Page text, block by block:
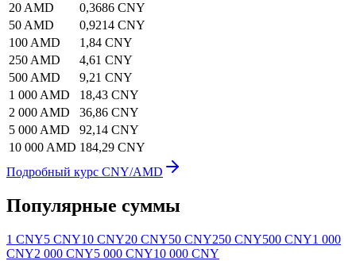
20 AMD
0,3686 CNY
50 AMD
0,9214 CNY
100 AMD
1,84 CNY
250 AMD
4,61 CNY
500 AMD
9,21 CNY
1 000 AMD
18,43 CNY
2 000 AMD
36,86 CNY
5 000 AMD
92,14 CNY
10 000 AMD 184,29 CNY
Подробный курс CNY/AMD
Популярные суммы
1 CNY5 CNY10 CNY20 CNY50 CNY250 CNY500 CNY1 000
CNY2 000 CNY5 000 CNY10 000 CNY